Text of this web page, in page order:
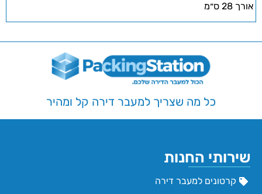
אורך 28 ס״מ
כל מה שצריך למעבר דירה קל ומהיר
שירותי החנות
קרטונים למעבר דירה